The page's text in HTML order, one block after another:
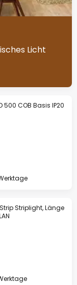
Licht
500 COB Basis IP20
Striplight, Länge